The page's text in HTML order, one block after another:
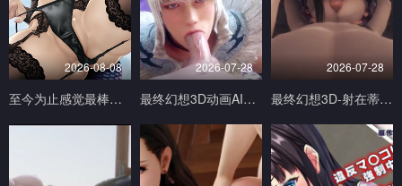
2026-08-08
至今为止感觉最棒的一次做爱1
2026-07-28
最终幻想3D动画AI生成完美画质
2026-07-28
最终幻想3D-射在蒂法的奶子小穴和嘴上V